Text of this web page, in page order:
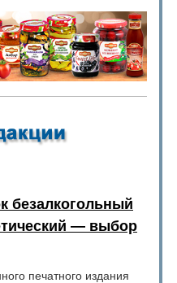
безалкогольный
— выбор
печатного издания